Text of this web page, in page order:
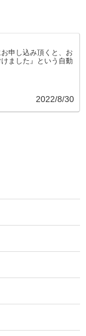
申し込み頂くと、お
ました』という自動
2022/8/30